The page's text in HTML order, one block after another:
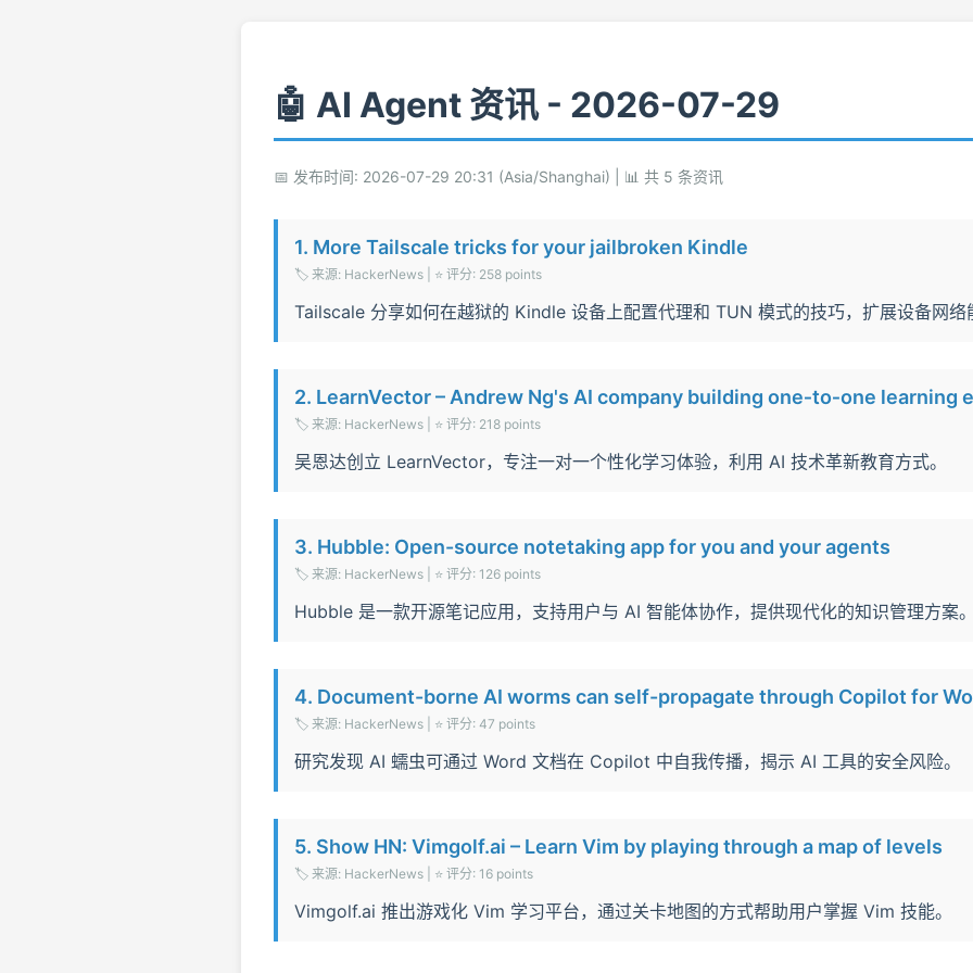
🤖 AI Agent 资讯 - 2026-07-29
📅 发布时间: 2026-07-29 20:31 (Asia/Shanghai) | 📊 共 5 条资讯
1. More Tailscale tricks for your jailbroken Kindle
🏷️ 来源: HackerNews | ⭐ 评分: 258 points
Tailscale 分享如何在越狱的 Kindle 设备上配置代理和 TUN 模式的技巧，扩展设备网络
2. LearnVector – Andrew Ng's AI company building one‑to‑one learning
🏷️ 来源: HackerNews | ⭐ 评分: 218 points
吴恩达创立 LearnVector，专注一对一个性化学习体验，利用 AI 技术革新教育方式。
3. Hubble: Open-source notetaking app for you and your agents
🏷️ 来源: HackerNews | ⭐ 评分: 126 points
Hubble 是一款开源笔记应用，支持用户与 AI 智能体协作，提供现代化的知识管理方案
4. Document-borne AI worms can self-propagate through Copilot for
🏷️ 来源: HackerNews | ⭐ 评分: 47 points
研究发现 AI 蠕虫可通过 Word 文档在 Copilot 中自我传播，揭示 AI 工具的安全风险。
5. Show HN: Vimgolf.ai – Learn Vim by playing through a map of levels
🏷️ 来源: HackerNews | ⭐ 评分: 16 points
Vimgolf.ai 推出游戏化 Vim 学习平台，通过关卡地图的方式帮助用户掌握 Vim 技能。